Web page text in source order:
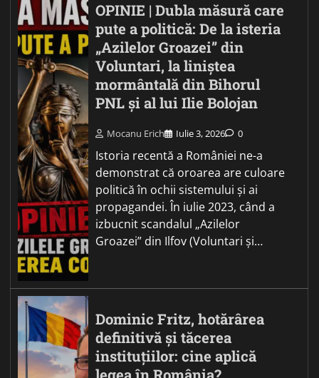
OPINIE | Dubla măsură care
pute a politică: De la isteria
„Azilelor Groazei” din
Voluntari, la liniștea
mormântală din Bihorul
PNL și al lui Ilie Bolojan
Mocanu Erich Iulie 3, 2026 0
Istoria recentă a României ne-a
demonstrat că oroarea are culoare
politică în ochii sistemului și ai
propagandei. În iulie 2023, când a
izbucnit scandalul „Azilelor
Groazei” din Ilfov (Voluntari și…
Dominic Fritz, hotărârea
definitivă și tăcerea
instituțiilor: cine aplică